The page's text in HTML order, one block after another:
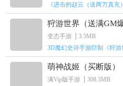
《进击的赵云（送两万真
狩游世界（送满GM
变态手游
3.5MB
3D魔幻史诗手游巨制《狩游
萌神战姬（买断版）
满Vip版手游
308.3MB